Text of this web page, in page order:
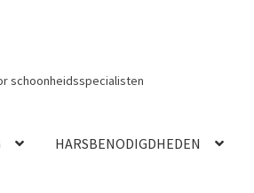
schoonheidsspecialisten
HARSBENODIGDHEDEN